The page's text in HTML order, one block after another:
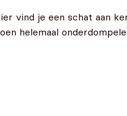
vind je een schat aan
helemaal